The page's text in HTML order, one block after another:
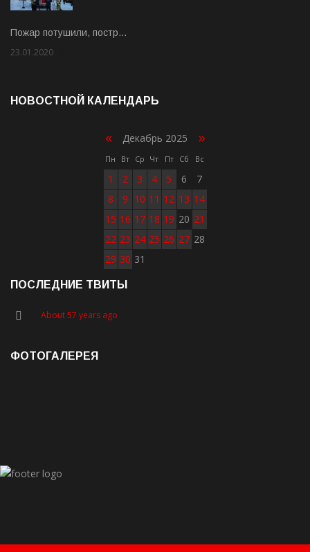
Пожар потушили, постр…
23.01.2020
НОВОСТНОЙ КАЛЕНДАРЬ
« Декабрь 2025 »
Пн Вт Ср Чт Пт Сб Вс
1 2 3 4 5 6
7
8
9 10 11 12 13 14
15 16 17 18 19 20 21
22 23 24 25 26 27 28
29 30 31
ПОСЛЕДНИЕ ТВИТЫ
About 57 years ago
ФОТОГАЛЕРЕЯ